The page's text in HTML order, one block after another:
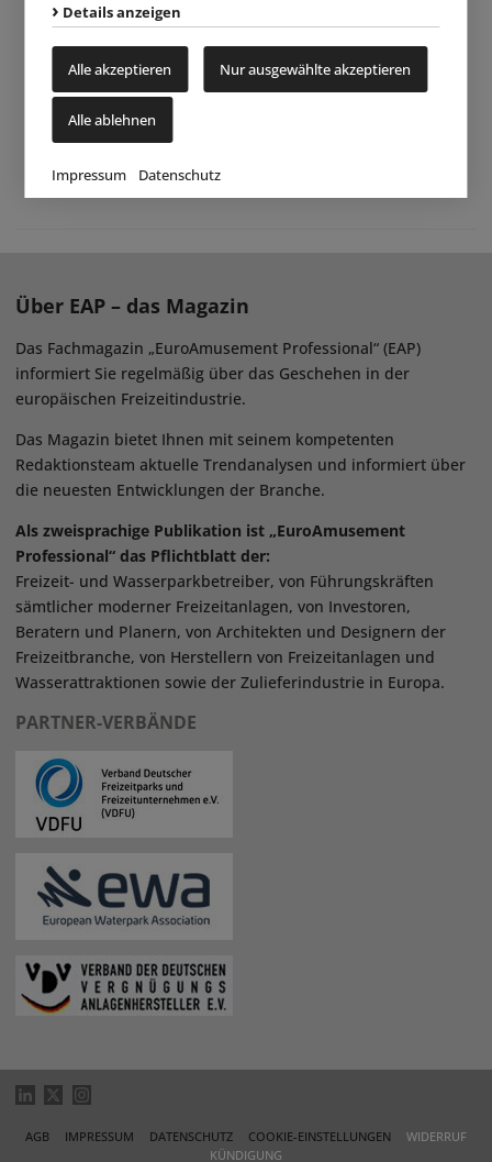
Details anzeigen
Alle akzeptieren Nur ausgewählte akzeptieren
Alle ablehnen
Impressum Datenschutz
Über EAP – das Magazin
Das Fachmagazin „EuroAmusement Professional“ (EAP)
informiert Sie regelmäßig über das Geschehen in der
europäischen Freizeitindustrie.
Das Magazin bietet Ihnen mit seinem kompetenten
Redaktionsteam aktuelle Trendanalysen und informiert über
die neuesten Entwicklungen der Branche.
Als zweisprachige Publikation ist „EuroAmusement
Professional“ das Pflichtblatt der:
Freizeit- und Wasserparkbetreiber, von Führungskräften
sämtlicher moderner Freizeitanlagen, von Investoren,
Beratern und Planern, von Architekten und Designern der
Freizeitbranche, von Herstellern von Freizeitanlagen und
Wasserattraktionen sowie der Zulieferindustrie in Europa.
PARTNER-VERBÄNDE
AGB IMPRESSUM DATENSCHUTZ COOKIE-EINSTELLUNGEN
WIDERRUF
KÜNDIGUNG